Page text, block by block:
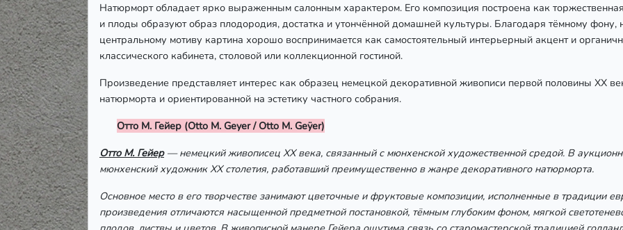
Натюрморт обладает ярко выраженным салонным характером. Его композиция построена как
и плоды образуют образ плодородия, достатка и утончённой домашней культуры. Благодаря тёмному
центральному мотиву картина хорошо воспринимается как самостоятельный интерьерный акцент и
классического кабинета, столовой или коллекционной гостиной.
Произведение представляет интерес как образец немецкой декоративной живописи первой половины ХХ
натюрморта и ориентированной на эстетику частного собрания.
Отто М. Гейер (Otto M. Geyer / Otto M. Geÿer)
Отто М. Гейер— немецкий живописец XX века, связанный с мюнхенской художественной средой. В
мюнхенский художник XX столетия, работавший преимущественно в жанре декоративного натюрморта.
Основное место в его творчестве занимают цветочные и фруктовые композиции, исполненные в традиции
произведения отличаются насыщенной предметной постановкой, тёмным глубоким фоном, мягкой